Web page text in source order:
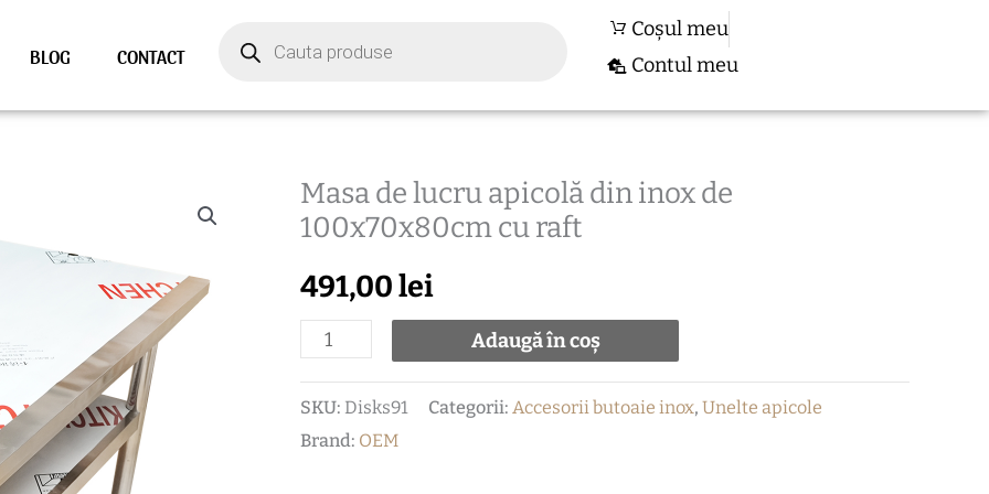
BLOG CONTACT
search
Coșul meu
Contul meu
Masa de lucru apicolă din inox de
100x70x80cm cu raft
491,00lei
Cantitate
Masa
lucru
apicolă
inox
de
Adaugă în coș
SKU: Disks91 Categorii: Accesorii butoaie inox, Unelte apicole
Brand: OEM